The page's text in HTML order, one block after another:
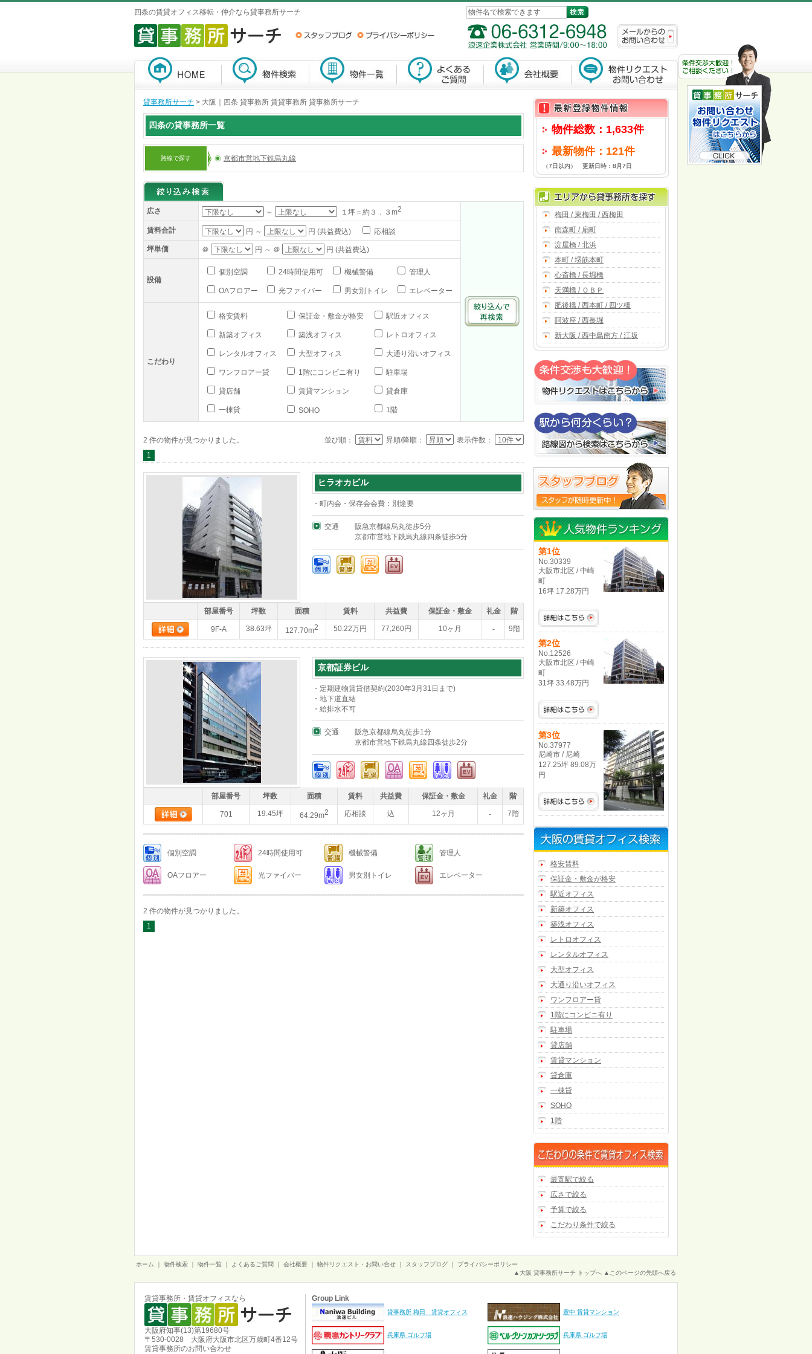
四条の賃貸オフィス移転・仲介なら貸事務所サーチ
貸事務所サーチ > 大阪｜四条 貸事務所 賃貸事務所 貸事務所サーチ
四条の貸事務所一覧
路線で探す 京都市営地下鉄烏丸線
広さ ～ １坪＝約３．３m2
賃料合計 円 ～ 円 (共益費込) 応相談
坪単価 ＠ 円 ～ ＠ 円 (共益費込)
設備
個別空調 24時間使用可 機械警備 管理人
OAフロアー 光ファイバー 男女別トイレ エレベーター
こだわり
格安賃料 保証金・敷金が格安 駅近オフィス
新築オフィス 築浅オフィス レトロオフィス
レンタルオフィス 大型オフィス 大通り沿いオフィス
ワンフロアー貸 1階にコンビニ有り 駐車場
貸店舗 賃貸マンション 貸倉庫
一棟貸 SOHO 1階
2 件の物件が見つかりました。 並び順： 昇順/降順：
表示件数：
1
ヒラオカビル
・町内会・保存会会費：別途要
交通
阪急京都線烏丸徒歩5分
京都市営地下鉄烏丸線四条徒歩5分
部屋番号 坪数 面積 賃料 共益費 保証金・敷金 礼金 階
9F-A 38.63坪 127.70m2 50.22万円 77,260円 10ヶ月 - 9階
京都証券ビル
・定期建物賃貸借契約(2030年3月31日まで)
・地下道直結
・給排水不可
交通
阪急京都線烏丸徒歩1分
京都市営地下鉄烏丸線四条徒歩2分
部屋番号 坪数 面積 賃料 共益費 保証金・敷金 礼金 階
701 19.45坪 64.29m2 応相談 込 12ヶ月 - 7階
個別空調 24時間使用可 機械警備 管理人
OAフロアー 光ファイバー 男女別トイレ エレベーター
2 件の物件が見つかりました。
1
物件総数：1,633件
最新物件：121件
（7日以内） 更新日時：8月7日
梅田 / 東梅田 / 西梅田
南森町 / 扇町
淀屋橋 / 北浜
本町 / 堺筋本町
心斎橋 / 長堀橋
天満橋 / ＯＢＰ
肥後橋 / 西本町 / 四ツ橋
阿波座 / 西長堀
新大阪 / 西中島南方 / 江坂
第1位
No.30339
大阪市北区 / 中崎
町
16坪 17.28万円
第2位
No.12526
大阪市北区 / 中崎
町
31坪 33.48万円
第3位
No.37977
尼崎市 / 尼崎
127.25坪 89.08万
円
格安賃料
保証金・敷金が格安
駅近オフィス
新築オフィス
築浅オフィス
レトロオフィス
レンタルオフィス
大型オフィス
大通り沿いオフィス
ワンフロアー貸
1階にコンビニ有り
駐車場
貸店舗
賃貸マンション
貸倉庫
一棟貸
SOHO
1階
最寄駅で絞る
広さで絞る
予算で絞る
こだわり条件で絞る
ホーム 物件検索 物件一覧 よくあるご質問 会社概要 物件リクエスト・お問い合せ スタッフブログ
プライバシーポリシー
▲大阪 貸事務所サーチ トップへ ▲このページの先頭へ戻る
賃貸事務所・賃貸オフィスなら
大阪府知事(13)第19680号
〒530-0028 大阪府大阪市北区万歳町4番12号
賃貸事務所のお問い合わせ
Group Link
貸事務所 梅田 賃貸オフィス 豊中 賃貸マンション
兵庫県 ゴルフ場 兵庫県 ゴルフ場